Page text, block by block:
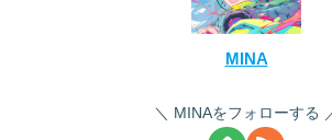
MINA
MINAをフォローする